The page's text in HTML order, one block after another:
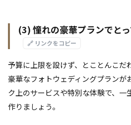
(3) 憧れの豪華プランでと
🔗 リンクをコピー
予算に上限を設けず、とことんこだ
豪華なフォトウェディングプランが
ク上のサービスや特別な体験で、一
作りましょう。